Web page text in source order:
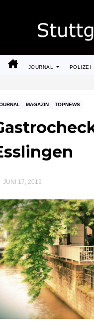
JOURNAL POLIZEI
MAGAZIN TOPNEWS
JUNI 17, 2019